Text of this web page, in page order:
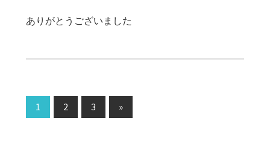
ありがとうございました
投
1 2 3
次
の
»